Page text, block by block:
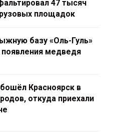
47 тысяч
площадок
базу «Оль-Гуль»
появления медведя
Красноярск в
откуда приехали